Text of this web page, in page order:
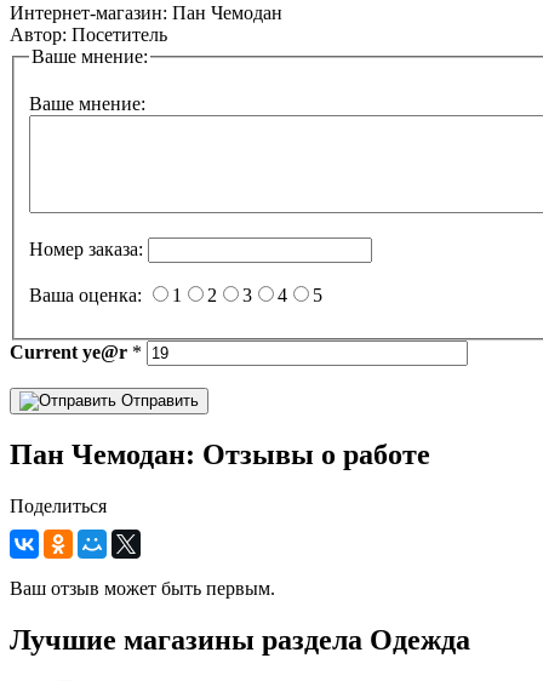
Интернет-магазин: Пан Чемодан
Автор: Посетитель
Ваше мнение:
Ваше мнение:
Номер заказа:
Ваша оценка: 1 2 3 4 5
Current ye@r *
Отправить
Пан Чемодан: Отзывы о работе
Поделиться
Ваш отзыв может быть первым.
Лучшие магазины раздела Одежда